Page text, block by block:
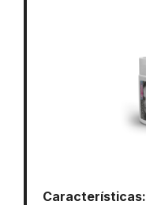
Características: